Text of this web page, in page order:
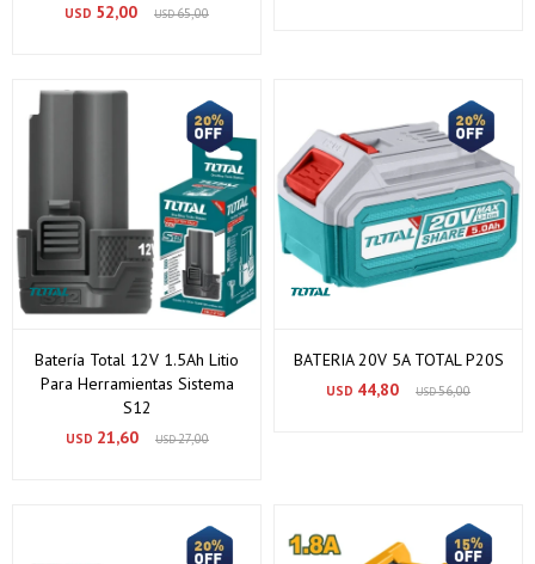
USD 52,00 USD65,00
Batería Total 12V 1.5Ah Litio
Para Herramientas Sistema
S12
USD 21,60 USD27,00
BATERIA 20V 5A TOTAL P20S
USD 44,80 USD56,00
¡Sumate a la forma más ágil de comprar!
* sujeto aprobación crediticia.